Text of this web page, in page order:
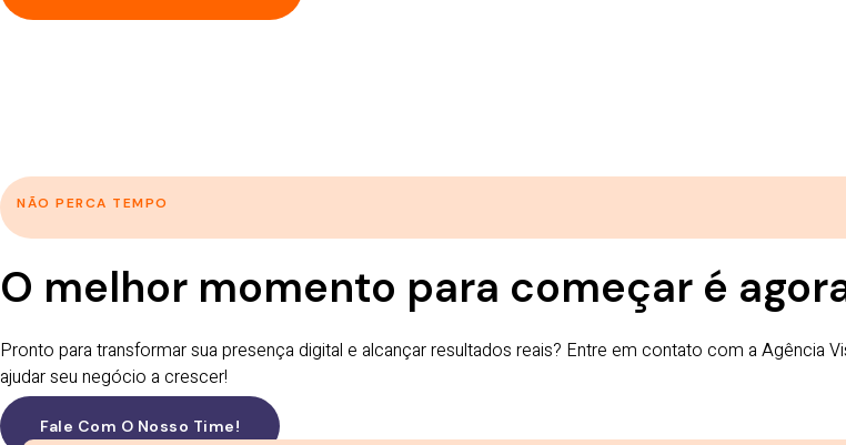
NÃO PERCA TEMPO
O melhor momento para começar é
Pronto para transformar sua presença digital e alcançar resultados reais? Entre em contato com a Agência
ajudar seu negócio a crescer!
Fale Com O Nosso Time!